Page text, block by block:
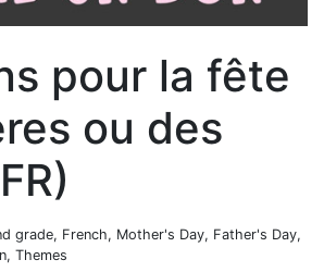
pour la fête
ou des
grade, French, Mother's Day, Father's Day,
Themes